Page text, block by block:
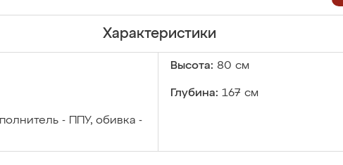
Характеристики
Высота: 80 см
Глубина: 167 см
- ППУ, обивка -